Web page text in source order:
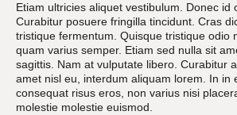
Etiam ultricies aliquet vestibulum. Donec id
Curabitur posuere fringilla tincidunt. Cras
tristique fermentum. Quisque tristique odio
quam varius semper. Etiam sed nulla sit
sagittis. Nam at vulputate libero. Curabitur
amet nisl eu, interdum aliquam lorem. In in
consequat risus eros, non varius nisi
molestie molestie euismod.